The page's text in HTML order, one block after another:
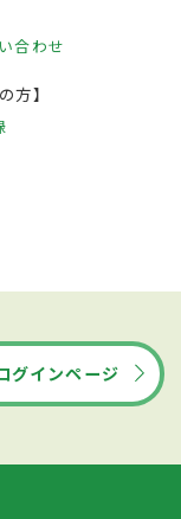
合わせ
方】
グインページ